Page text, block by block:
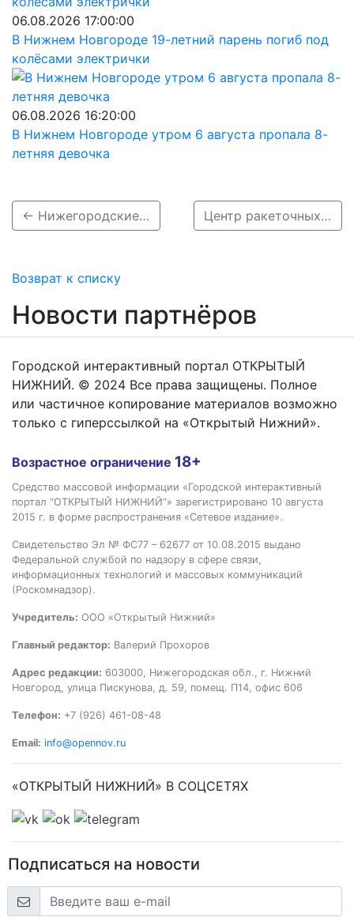
06.08.2026 17:00:00
В Нижнем Новгороде 19-летний парень погиб под
колёсами электрички
06.08.2026 16:20:00
В Нижнем Новгороде утром 6 августа пропала 8-
летняя девочка
← Нижегородские пловцы завоевали 14 медалей на всероссийских стартах Центр ракеточных видов спорта построят в Нижнем Новгороде к 2027 году →
Возврат к списку
Новости партнёров
Городской интерактивный портал ОТКРЫТЫЙ
НИЖНИЙ. © 2024 Все права защищены. Полное
или частичное копирование материалов возможно
только с гиперссылкой на «Открытый Нижний».
Возрастное ограничение 18+
Средство массовой информации «Городской интерактивный
портал “ОТКРЫТЫЙ НИЖНИЙ”» зарегистрировано 10 августа
2015 г. в форме распространения «Сетевое издание».
Свидетельство Эл № ФС77 – 62677 от 10.08.2015 выдано
Федеральной службой по надзору в сфере связи,
информационных технологий и массовых коммуникаций
(Роскомнадзор).
Учредитель: ООО «Открытый Нижний»
Главный редактор: Валерий Прохоров
Адрес редакции: 603000, Нижегородская обл., г. Нижний
Новгород, улица Пискунова, д. 59, помещ. П14, офис 606
Телефон: +7 (926) 461-08-48
Email: info@opennov.ru
«ОТКРЫТЫЙ НИЖНИЙ» В СОЦСЕТЯХ
Подписаться на новости